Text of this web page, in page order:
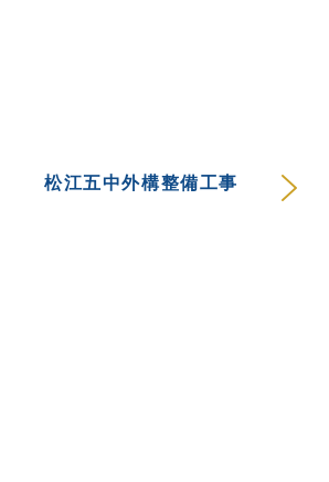
松江五中外構整備工事